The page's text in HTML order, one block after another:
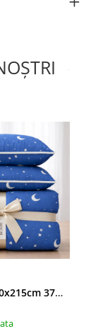
Set pilota 200x215cm 370g cu 2 perne 50x70,albastru- PLT36